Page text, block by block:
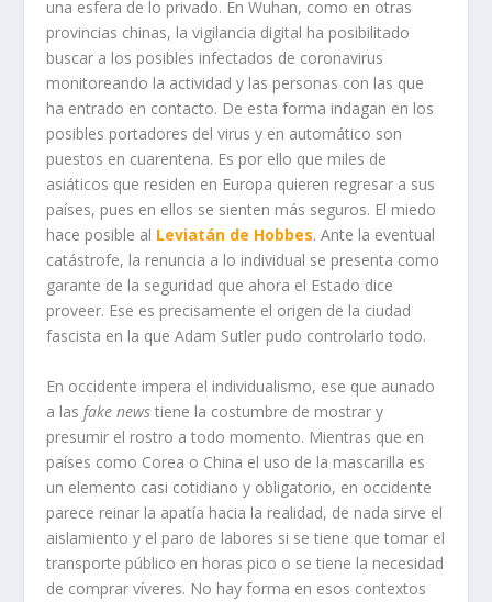
una esfera de lo privado. En Wuhan, como en otras
provincias chinas, la vigilancia digital ha posibilitado
buscar a los posibles infectados de coronavirus
monitoreando la actividad y las personas con las que
ha entrado en contacto. De esta forma indagan en los
posibles portadores del virus y en automático son
puestos en cuarentena. Es por ello que miles de
asiáticos que residen en Europa quieren regresar a sus
países, pues en ellos se sienten más seguros. El miedo
hace posible al Leviatán de Hobbes. Ante la eventual
catástrofe, la renuncia a lo individual se presenta como
garante de la seguridad que ahora el Estado dice
proveer. Ese es precisamente el origen de la ciudad
fascista en la que Adam Sutler pudo controlarlo todo.
En occidente impera el individualismo, ese que aunado
a las fake newstiene la costumbre de mostrar y
presumir el rostro a todo momento. Mientras que en
países como Corea o China el uso de la mascarilla es
un elemento casi cotidiano y obligatorio, en occidente
parece reinar la apatía hacia la realidad, de nada sirve el
aislamiento y el paro de labores si se tiene que tomar el
transporte público en horas pico o se tiene la necesidad
de comprar víveres. No hay forma en esos contextos